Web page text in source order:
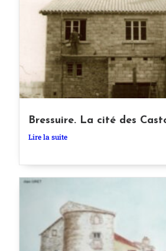
Bressuire. La cité des
Lire la suite